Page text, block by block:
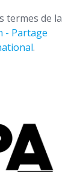
termes de la
- Partage
.